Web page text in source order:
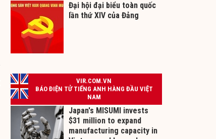
Đại hội đại biểu toàn quốc
lần thứ XIV của Đảng